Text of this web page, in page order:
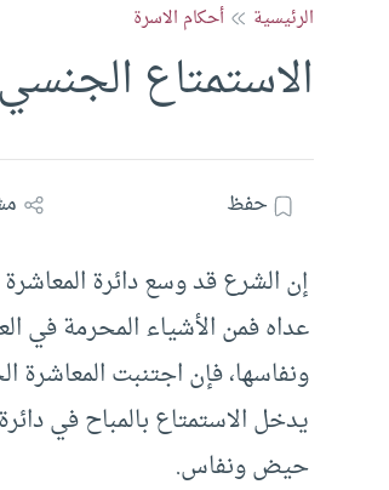
الرئيسية أحكام الاسرة
الاستمتاع
حفظ
إن الشرع قد وسع دائرة
عداه فمن الأشياء المحرمة في
ونفاسها، فإن اجتنبت المعاشرة
يدخل الاستمتاع بالمباح في
حيض ونفاس.